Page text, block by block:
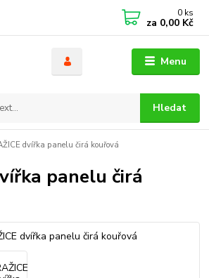
Menu
Hledat
0 ks
za 0,00 Kč
dvířka panelu čirá kouřová
panelu čirá